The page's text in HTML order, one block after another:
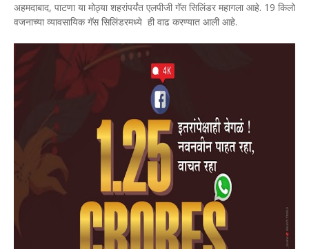
अहमदाबाद, पाटणा या मोठ्या शहरांपर्यंत एलपीजी गॅस सिलिंडर महागला आहे. 19 किलो
वजनाच्या व्यावसायिक गॅस सिलिंडरमध्ये ही वाढ करण्यात आली आहे.